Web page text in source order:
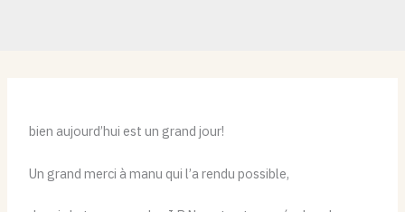
bien aujourd’hui est un grand jour!
Un grand merci à manu qui l’a rendu possible,